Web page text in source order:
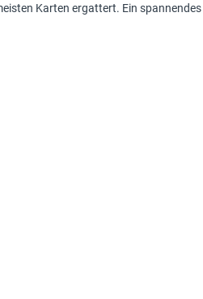
Karten ergattert. Ein spannendes